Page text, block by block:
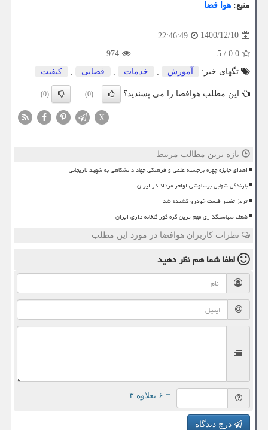
منبع: هوا فضا
1400/12/10
22:46:49
0.0
/
5
974
تگهای خبر:
آموزش , خدمات , فضایی , كیفیت
این مطلب هوافضا را می پسندید؟ (0)
(0)
X
تازه ترین مطالب مرتبط
اهدای جایزه چهره برجسته علمی و فرهنگی جهاد دانشگاهی به شهید لاریجانی
بارندگی شهابی برساوشی اواخر مرداد در ایران
ترمز تغییر قیمت خودرو کشیده شد
ضعف سیاستگذاری مهم ترین گره کور گلخانه داری ایران
نظرات کاربران هوافضا در مورد این مطلب
لطفا شما همنظر دهید
= ۶ بعلاوه ۳
درج دیدگاه